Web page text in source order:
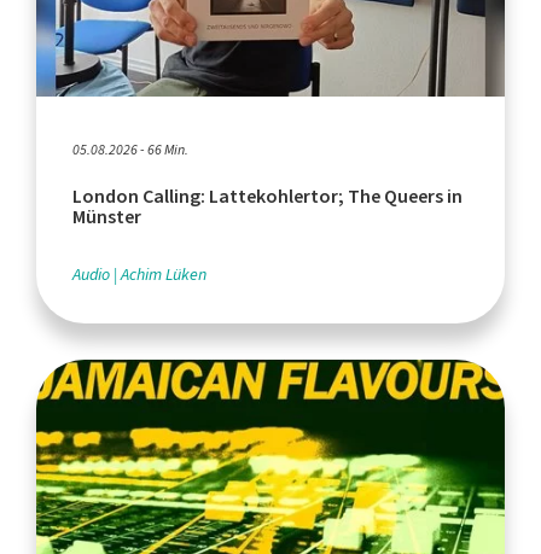
05.08.2026 - 66 Min.
London Calling: Lattekohlertor; The Queers in
Münster
Audio Achim Lüken